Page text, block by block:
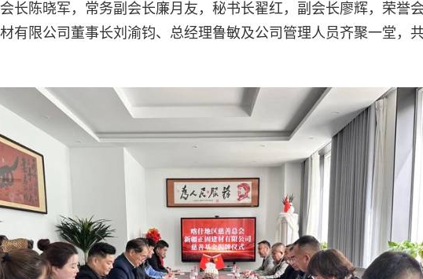
长陈晓军，常务副会长廉月友，秘书长翟红，副会长廖辉，荣誉
有限公司董事长刘渝钧、总经理鲁敏及公司管理人员齐聚一堂，